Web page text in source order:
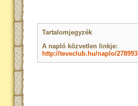
Tartalomjegyzék
A napló közvetlen linkje:
http://teveclub.hu/naplo/278993